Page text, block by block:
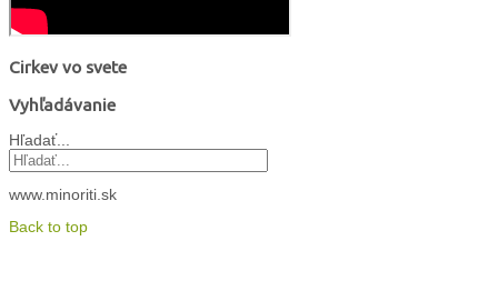
Cirkev vo svete
Vyhľadávanie
Hľadať...
www.minoriti.sk
Back to top